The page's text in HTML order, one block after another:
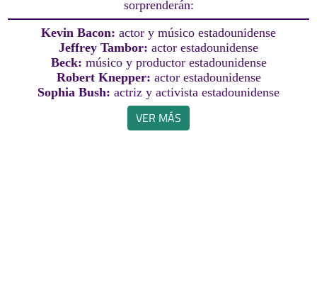
sorprenderán:
Kevin Bacon: actor y músico estadounidense
Jeffrey Tambor: actor estadounidense
Beck: músico y productor estadounidense
Robert Knepper: actor estadounidense
Sophia Bush: actriz y activista estadounidense
VER MÁS